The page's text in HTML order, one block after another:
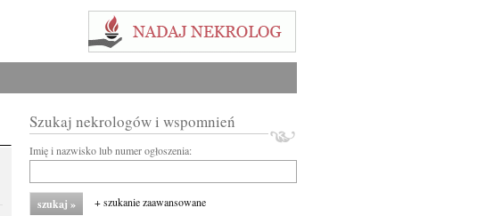
Szukaj nekrologów i wspomnień
Imię i nazwisko lub numer ogłoszenia:
+ szukanie zaawansowane